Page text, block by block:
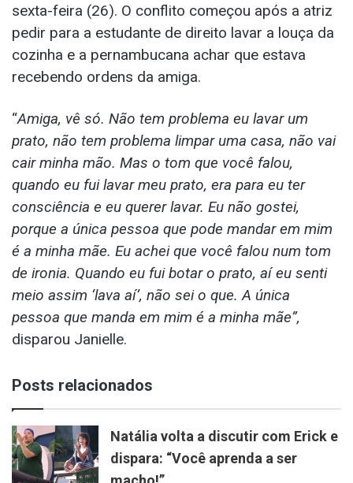
sexta-feira (26). O conflito começou após a atriz
pedir para a estudante de direito lavar a louça da
cozinha e a pernambucana achar que estava
recebendo ordens da amiga.
“Amiga, vê só. Não tem problema eu lavar um
prato, não tem problema limpar uma casa, não vai
cair minha mão. Mas o tom que você falou,
quando eu fui lavar meu prato, era para eu ter
consciência e eu querer lavar. Eu não gostei,
porque a única pessoa que pode mandar em mim
é a minha mãe. Eu achei que você falou num tom
de ironia. Quando eu fui botar o prato, aí eu senti
meio assim ‘lava aí’, não sei o que. A única
pessoa que manda em mim é a minha mãe”,
disparou Janielle.
Posts relacionados
Natália volta a discutir com Erick e
dispara: “Você aprenda a ser